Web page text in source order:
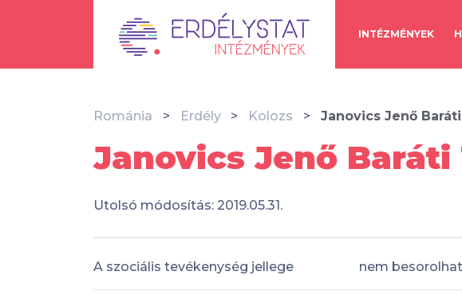
INTÉZMÉNYEK
Románia Erdély Kolozs Janovics Jenő
Janovics Jenő
Utolsó módosítás: 2019.05.31.
A szociális tevékenység jellege nem